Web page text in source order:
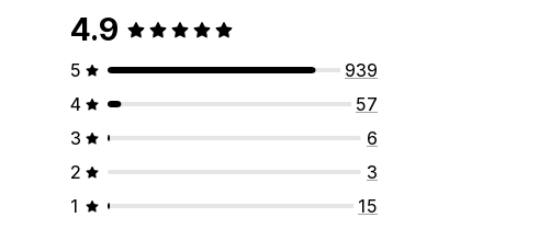
4.9
5
939
4
57
3
6
2
3
1
15